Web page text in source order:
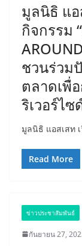
มูลนิธิ แอ
กิจกรรม
ชวนร่วม
ตลาดเพื่
ริเวอร์ไซ
มูลนิธิ แอสเสท
Read More
ข่าวประชาสัมพันธ์
กันยายน 27,